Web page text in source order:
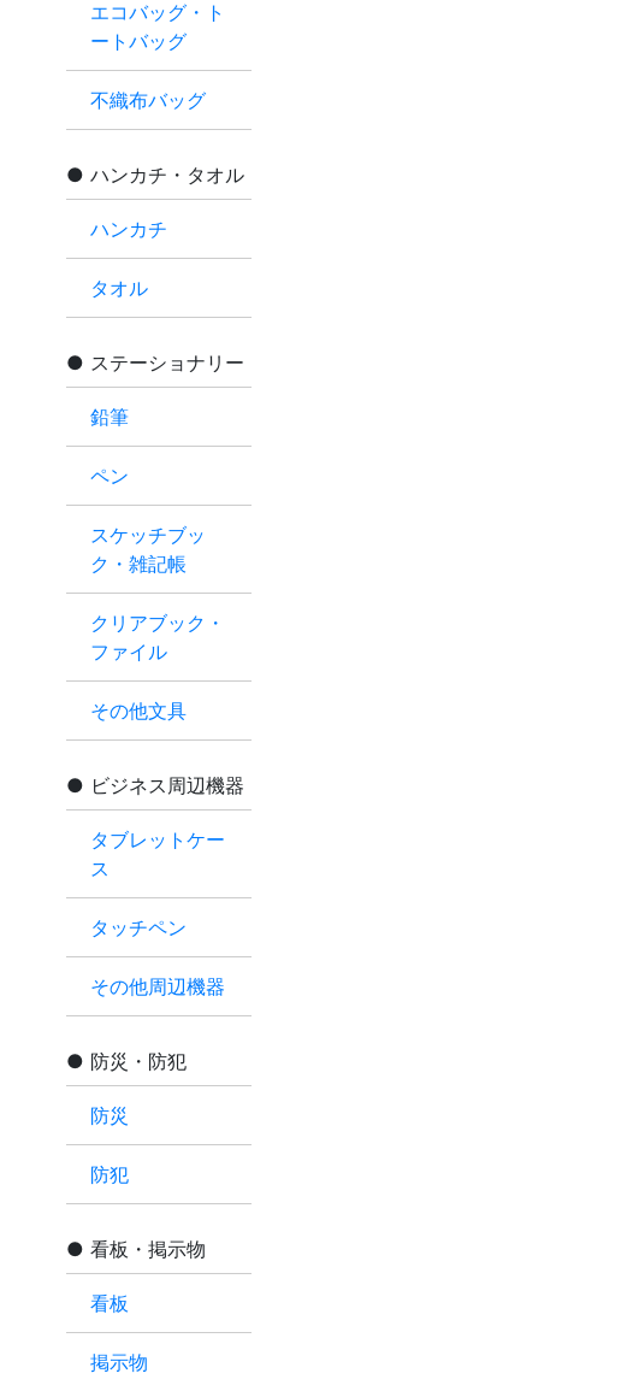
エコバッグ・ト
ートバッグ
不織布バッグ
ハンカチ・タオル
ハンカチ
タオル
ステーショナリー
鉛筆
ペン
スケッチブッ
ク・雑記帳
クリアブック・
ファイル
その他文具
ビジネス周辺機器
タブレットケー
ス
タッチペン
その他周辺機器
防災・防犯
防災
防犯
看板・掲示物
看板
掲示物